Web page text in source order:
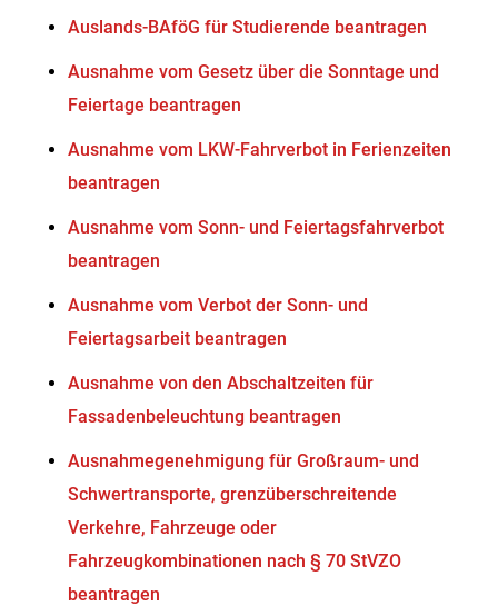
Auslands-BAföG für Studierende beantragen
Ausnahme vom Gesetz über die Sonntage und
Feiertage beantragen
Ausnahme vom LKW-Fahrverbot in Ferienzeiten
beantragen
Ausnahme vom Sonn- und Feiertagsfahrverbot
beantragen
Ausnahme vom Verbot der Sonn- und
Feiertagsarbeit beantragen
Ausnahme von den Abschaltzeiten für
Fassadenbeleuchtung beantragen
Ausnahmegenehmigung für Großraum- und
Schwertransporte, grenzüberschreitende
Verkehre, Fahrzeuge oder
Fahrzeugkombinationen nach § 70 StVZO
beantragen